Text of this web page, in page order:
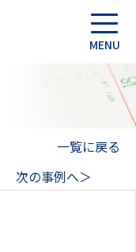
一覧に戻る
次の事例へ＞